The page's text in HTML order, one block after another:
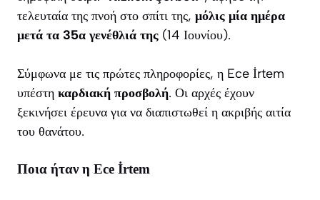
τελευταία της πνοή στο σπίτι της, μόλις μία ημέρα
μετά τα 35α γενέθλιά της (14 Ιουνίου).
Σύμφωνα με τις πρώτες πληροφορίες, η Ece İrtem
υπέστη καρδιακή προσβολή. Οι αρχές έχουν
ξεκινήσει έρευνα για να διαπιστωθεί η ακριβής αιτία
του θανάτου.
Ποια ήταν η Ece İrtem